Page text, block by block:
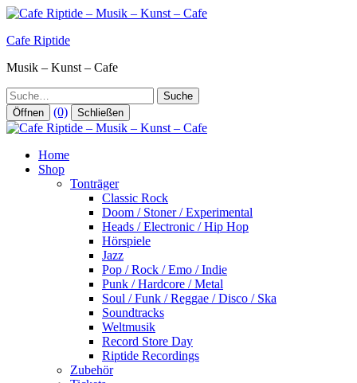
Zum
springen
Cafe Riptide
Musik – Kunst – Cafe
Suche
Öffnen (0) Schließen
Home
Shop
Tonträger
Classic Rock
Doom / Stoner / Experimental
Heads / Electronic / Hip Hop
Hörspiele
Jazz
Pop / Rock / Emo / Indie
Punk / Hardcore / Metal
Soul / Funk / Reggae / Disco / Ska
Soundtracks
Weltmusik
Record Store Day
Riptide Recordings
Zubehör